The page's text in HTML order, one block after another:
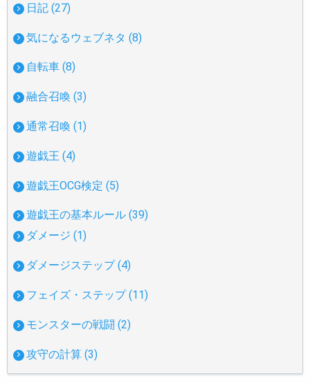
日記 (27)
気になるウェブネタ (8)
自転車 (8)
融合召喚 (3)
通常召喚 (1)
遊戯王 (4)
遊戯王OCG検定 (5)
遊戯王の基本ルール (39)
ダメージ (1)
ダメージステップ (4)
フェイズ・ステップ (11)
モンスターの戦闘 (2)
攻守の計算 (3)